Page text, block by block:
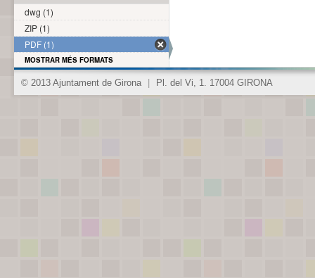
dwg (1)
ZIP (1)
PDF (1)
MOSTRAR MÉS FORMATS
© 2013 Ajuntament de Girona Pl. del Vi, 1. 17004 GIRONA